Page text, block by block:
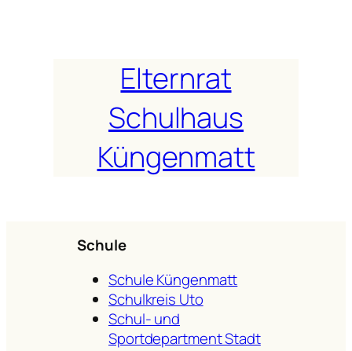
Elternrat
Schulhaus
Küngenmatt
Schule
Schule Küngenmatt
Schulkreis Uto
Schul- und
Sportdepartment Stadt